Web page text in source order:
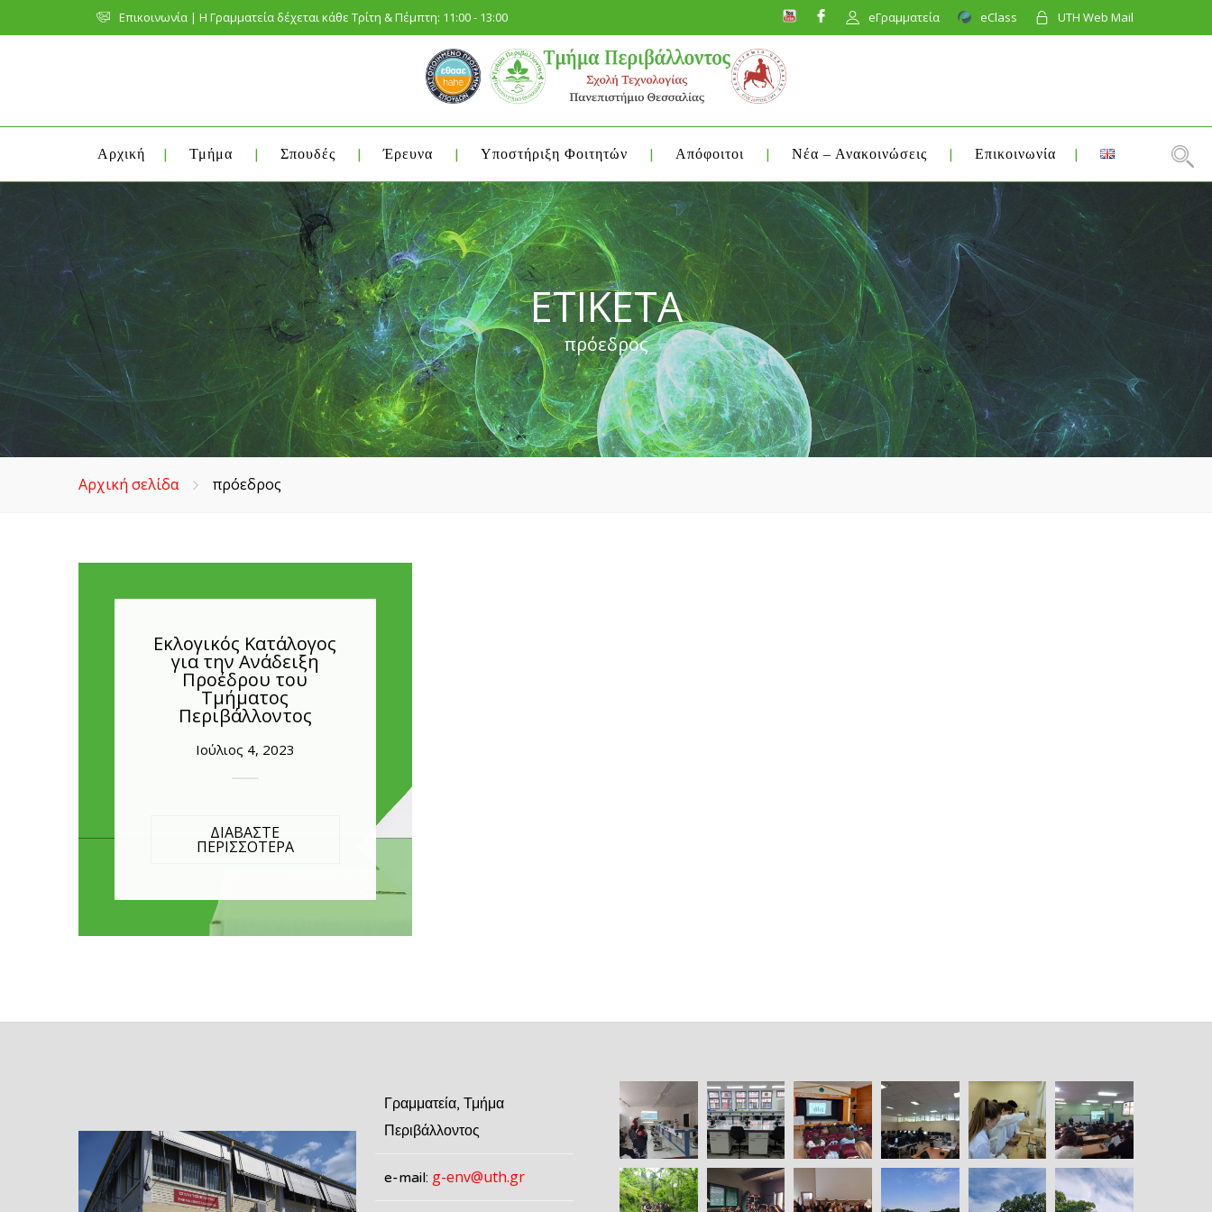
Επικοινωνία | Η Γραμματεία δέχεται κάθε Τρίτη & Πέμπτη: 11:00 - 13:00 UTH Web Mail
eClass
eΓραμματεία
Αρχική Τμήμα Σπουδές Έρευνα Υποστήριξη Φοιτητών Απόφοιτοι Νέα – Ανακοινώσεις Επικοινωνία
ΕΤΙΚΈΤΑ
πρόεδρος
Αρχική σελίδα πρόεδρος
Εκλογικός Κατάλογος
για την Ανάδειξη
Προέδρου του
Τμήματος
Περιβάλλοντος
Ιούλιος 4, 2023
ΔΙΑΒΑΣΤΕ
ΠΕΡΙΣΣΟΤΕΡΑ
Γραμματεία, Τμήμα
Περιβάλλοντος
e-mail: g-env@uth.gr